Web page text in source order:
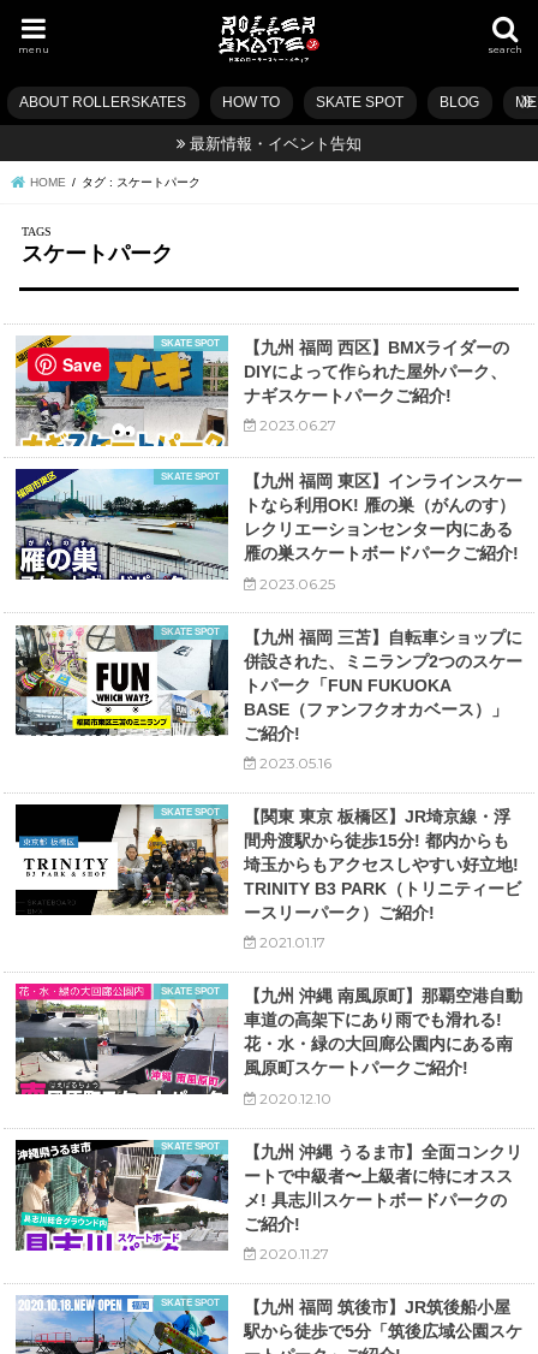
search
menu
ABOUT ROLLERSKATES HOW TO SKATE SPOT BLOG
最新情報・イベント告知
HOME タグ : スケートパーク
スケートパーク
SKATE SPOT
【九州 福岡 西区】BMXライダーの
DIYによって作られた屋外パーク、
ナギスケートパークご紹介!
2023.06.27
SKATE SPOT
【九州 福岡 東区】インラインスケー
トなら利用OK! 雁の巣（がんのす）
レクリエーションセンター内にある
雁の巣スケートボードパークご紹介!
2023.06.25
SKATE SPOT
【九州 福岡 三苫】自転車ショップに
併設された、ミニランプ2つのスケー
トパーク「FUN FUKUOKA
BASE（ファンフクオカベース）」
ご紹介!
2023.05.16
SKATE SPOT
【関東 東京 板橋区】JR埼京線・浮
間舟渡駅から徒歩15分! 都内からも
埼玉からもアクセスしやすい好立地!
TRINITY B3 PARK（トリニティービ
ースリーパーク）ご紹介!
2021.01.17
SKATE SPOT
【九州 沖縄 南風原町】那覇空港自動
車道の高架下にあり雨でも滑れる!
花・水・緑の大回廊公園内にある南
風原町スケートパークご紹介!
2020.12.10
SKATE SPOT
【九州 沖縄 うるま市】全面コンクリ
ートで中級者〜上級者に特にオスス
メ! 具志川スケートボードパークの
ご紹介!
2020.11.27
SKATE SPOT
【九州 福岡 筑後市】JR筑後船小屋
駅から徒歩で5分「筑後広域公園スケ
Save